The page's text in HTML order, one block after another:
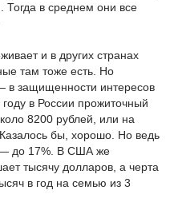
Тогда в среднем они все
и в других странах
там тоже есть. Но
защищенности интересов
в России прожиточный
8200 рублей, или на
бы, хорошо. Но ведь
— до 17%. В США же
тысячу долларов, а черта
в год на семью из 3